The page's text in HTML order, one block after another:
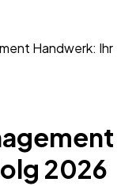
Handwerk: Ihr
2026